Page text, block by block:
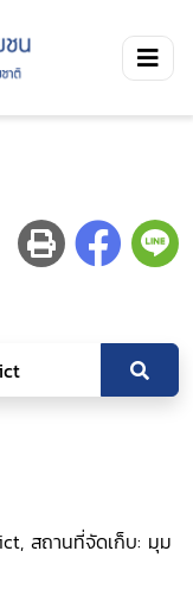
สถานที่จัดเก็บ: มุม